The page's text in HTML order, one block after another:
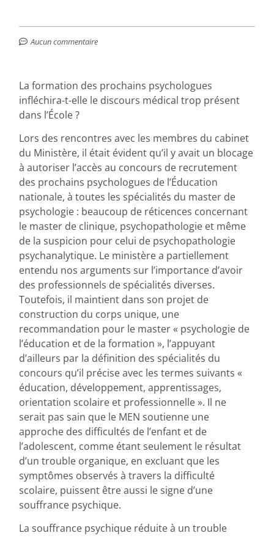
Aucun commentaire
La formation des prochains psychologues
infléchira-t-elle le discours médical trop présent
dans l’École ?
Lors des rencontres avec les membres du cabinet
du Ministère, il était évident qu’il y avait un blocage
à autoriser l’accès au concours de recrutement
des prochains psychologues de l’Éducation
nationale, à toutes les spécialités du master de
psychologie : beaucoup de réticences concernant
le master de clinique, psychopathologie et même
de la suspicion pour celui de psychopathologie
psychanalytique. Le ministère a partiellement
entendu nos arguments sur l’importance d’avoir
des professionnels de spécialités diverses.
Toutefois, il maintient dans son projet de
construction du corps unique, une
recommandation pour le master « psychologie de
l’éducation et de la formation », l’appuyant
d’ailleurs par la définition des spécialités du
concours qu’il précise avec les termes suivants «
éducation, développement, apprentissages,
orientation scolaire et professionnelle ». Il ne
serait pas sain que le MEN soutienne une
approche des difficultés de l’enfant et de
l’adolescent, comme étant seulement le résultat
d’un trouble organique, en excluant que les
symptômes observés à travers la difficulté
scolaire, puissent être aussi le signe d’une
souffrance psychique.
La souffrance psychique réduite à un trouble